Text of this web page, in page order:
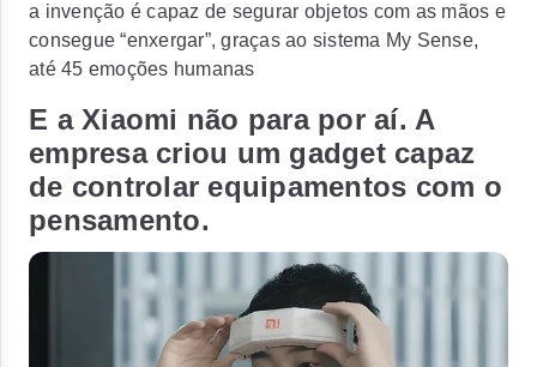
a invenção é capaz de segurar objetos com as mãos e
consegue “enxergar”, graças ao sistema My Sense,
até 45 emoções humanas
E a Xiaomi não para por aí. A
empresa criou um gadget capaz
de controlar equipamentos com o
pensamento.